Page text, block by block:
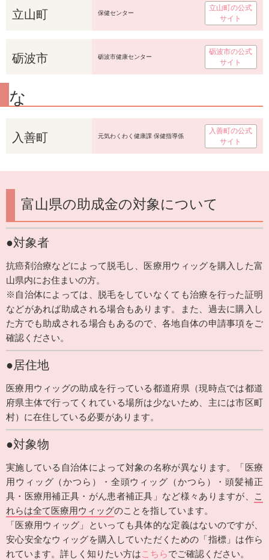
立山町 保健センター
立山町の公式
サイト
砺波市 砺波市健康センター
砺波市の公式
サイト
な
入善町 元気わくわく健康課 保健指導係
入善町の公式
サイト
富山県の助成金の対象について
●対象者
抗癌剤治療などによって脱毛し、医療用ウィッグを購入した富
山県内にお住まいの方。
※自治体によっては、脱毛をしていなくても治療を行った証明
などがあれば助成される場合もあります。また、過去に購入し
た方でも助成される場合もあるので、各地自体の申請事項をご
確認ください。
●居住地
医療用ウィッグの助成を行っている都道府県（現時点では都道
府県主体で行ってくれている場所は少ないため、主には市区町
村）に在住している必要があります。
●対象物
実施している自治体によって対象の名称が異なります。「医療
用ウィッグ（かつら）・全頭ウィッグ（かつら）・頭髪補正
具・医療用補正具・がん患者補正具」など様々ありますが、 こ
れらは全て医療用ウィッグのことを指しています。
「医療用ウィッグ」といっても具体的な定義はないのですが、
安心安全なウィッグを購入していただくための「指標」は作ら
れています。詳しく知りたい方はこちらでご確認ください。